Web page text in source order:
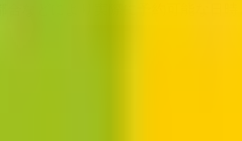
などにより実際に予約可能な日時